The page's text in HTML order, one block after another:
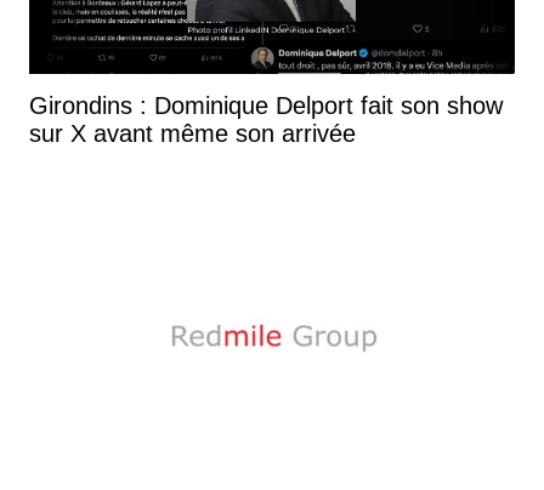
Girondins : Dominique Delport fait son show
sur X avant même son arrivée